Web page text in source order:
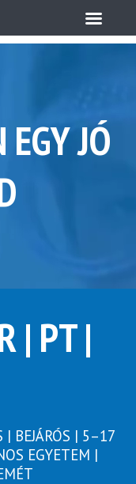
JÓ
| PT |
| BEJÁRÓS | 5–17
EGYETEM |